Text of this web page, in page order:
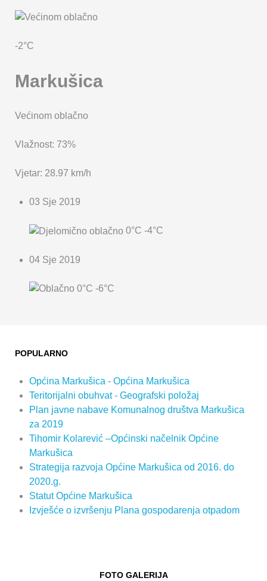
-2°C
Markušica
Većinom oblačno
Vlažnost: 73%
Vjetar: 28.97 km/h
03 Sje 2019
0°C -4°C
04 Sje 2019
0°C -6°C
POPULARNO
Općina Markušica - Općina Markušica
Teritorijalni obuhvat - Geografski položaj
Plan javne nabave Komunalnog društva Markušica
za 2019
Tihomir Kolarević –Općinski načelnik Općine
Markušica
Strategija razvoja Općine Markušica od 2016. do
2020.g.
Statut Općine Markušica
Izvješće o izvršenju Plana gospodarenja otpadom
FOTO GALERIJA